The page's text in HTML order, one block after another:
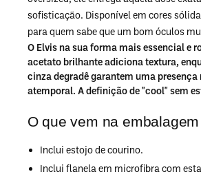
sofisticação. Disponível em cores
para quem sabe que um bom óculos
O Elvis na sua forma mais essencial e
acetato brilhante adiciona textura,
cinza degradê garantem uma presença
atemporal. A definição de "cool" sem
O que vem na embalagem
Inclui estojo de courino.
Inclui flanela em microfibra com